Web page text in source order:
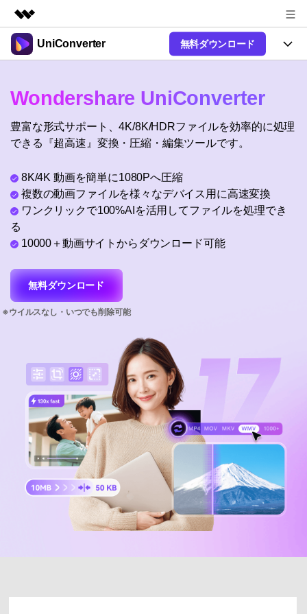
製品
ユーティリティ
概要
ソリューション
プラン＆価格
サポート
UniConverter 無料ダウンロード
UniConverter-動画変換ソフト
UniConverter Windows版
音声をテキストに
確かつ便利にテキストに変換
New
【簡単】複数の動画ファイルを
Hot
オンラインツール
オンライン動画圧縮ツール
動画・画像の無料圧縮
オンライン動画変換ツール
動画・音声・画像の無料変換
Hot
Ver17へアップグレード
使い方&コツ
操作ガイド
動画関連のコツ
特集ページ
サポート
サポートセンター
バージョン履歴
search
Wondershare UniConverter
豊富な形式サポート、4K/8K/HDRファイルを効率的に処理
できる『超高速』変換・圧縮・編集ツールです。
8K/4K 動画を簡単に1080Pへ圧縮
複数の動画ファイルを様々なデバイス用に高速変換
ワンクリックで100%AIを活用してファイルを処理でき
る
10000＋動画サイトからダウンロード可能
無料ダウンロード